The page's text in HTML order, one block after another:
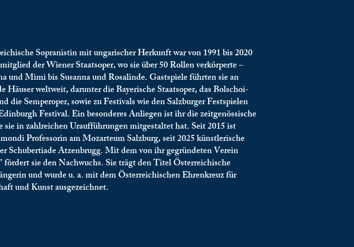
Sopranistin mit ungarischer Herkunft war von 1991 bis 2020
der Wiener Staatsoper, wo sie über 50 Rollen verkörperte –
und Mimì bis Susanna und Rosalinde. Gastspiele führten sie an
Häuser weltweit, darunter die Bayerische Staatsoper, das Bolschoi-
die Semperoper, sowie zu Festivals wie den Salzburger Festspielen
Festival. Ein besonderes Anliegen ist ihr die zeitgenössische
in zahlreichen Uraufführungen mitgestaltet hat. Seit 2015 ist
Professorin am Mozarteum Salzburg, seit 2025 künstlerische
Schubertiade Atzenbrugg. Mit dem von ihr gegründeten Verein
sie den Nachwuchs. Sie trägt den Titel Österreichische
und wurde u. a. mit dem Österreichischen Ehrenkreuz für
und Kunst ausgezeichnet.